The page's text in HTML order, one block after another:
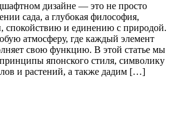
дизайне — это не просто
сада, а глубокая философия,
спокойствию и единению с природой.
атмосферу, где каждый элемент
свою функцию. В этой статье мы
японского стиля, символику
и растений, а также дадим […]